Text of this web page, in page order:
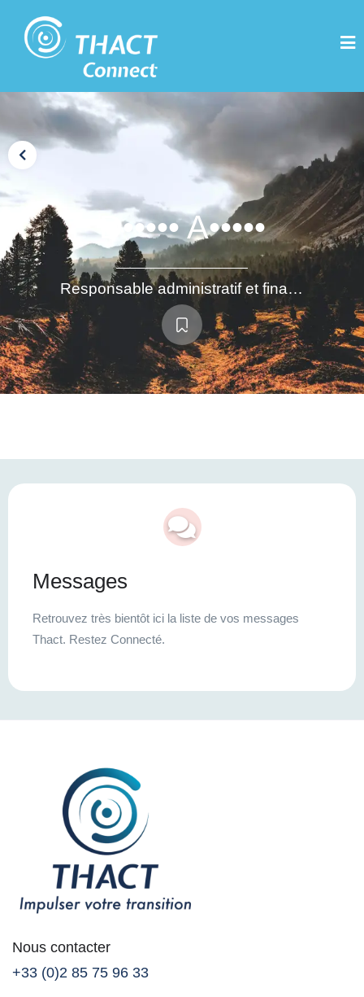
D••••• A•••••
Responsable administratif et financier / Responsable des fonctions supports
Messages
Retrouvez très bientôt ici la liste de vos messages
Thact. Restez Connecté.
Nous contacter
+33 (0)2 85 75 96 33